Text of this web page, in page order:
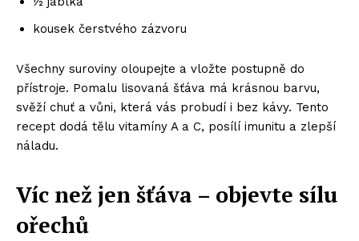
kousek čerstvého zázvoru
Všechny suroviny oloupejte a vložte postupně do
přístroje. Pomalu lisovaná šťáva má krásnou barvu,
svěží chuť a vůni, která vás probudí i bez kávy. Tento
recept dodá tělu vitamíny A a C, posílí imunitu a zlepší
náladu.
Víc než jen šťáva – objevte sílu
ořechů